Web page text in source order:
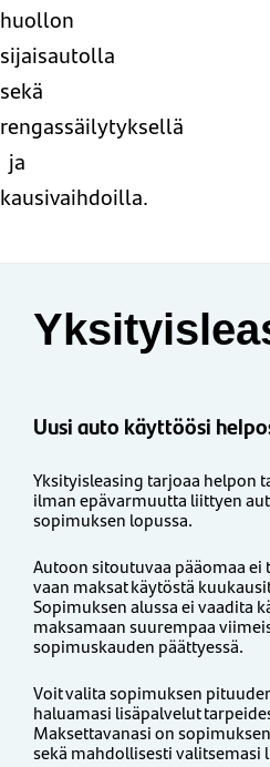
huollon
sijaisautolla
sekä
rengassäilytyksellä
ja
kausivaihdoilla.
Uusi auto käyttöösi
Yksityisleasing tarjoaa helpon
ilman epävarmuutta liittyen
sopimuksen lopussa.
Autoon sitoutuvaa pääomaa ei
vaan maksat käytöstä
Sopimuksen alussa ei vaadita
maksamaan suurempaa
sopimuskauden päättyessä.
Voit valita sopimuksen
haluamasi lisäpalvelut
Maksettavanasi on
sekä mahdollisesti valitsemasi